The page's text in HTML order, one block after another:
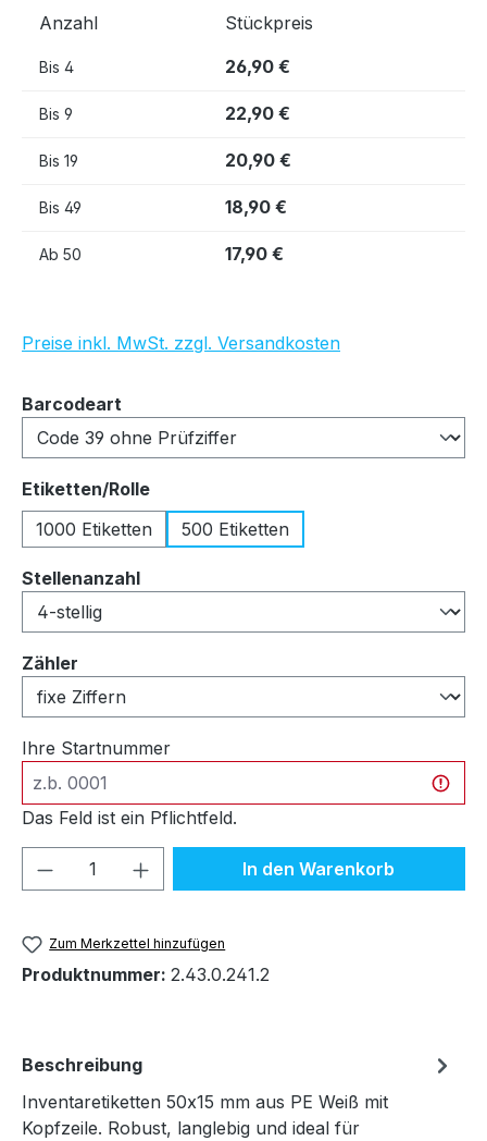
Anzahl Stückpreis
Bis 4 26,90 €
Bis 9 22,90 €
Bis 19 20,90 €
Bis 49 18,90 €
Ab 50 17,90 €
Preise inkl. MwSt. zzgl. Versandkosten
Barcodeart
Etiketten/Rolleauswählen
1000 Etiketten
500 Etiketten
Stellenanzahlauswählen
Zähler
Ihre Startnummer
Das Feld ist ein Pflichtfeld.
Produkt Anzahl: Gib denIn den Warenkorb
Zum Merkzettel hinzufügen
Produktnummer: 2.43.0.241.2
Beschreibung
Inventaretiketten 50x15 mm aus PE Weiß mit
Kopfzeile. Robust, langlebig und ideal für